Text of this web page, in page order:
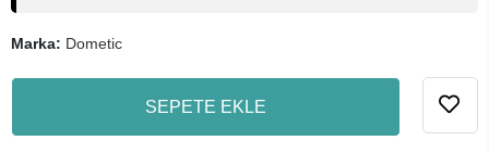
Marka: Dometic
SEPETE EKLE